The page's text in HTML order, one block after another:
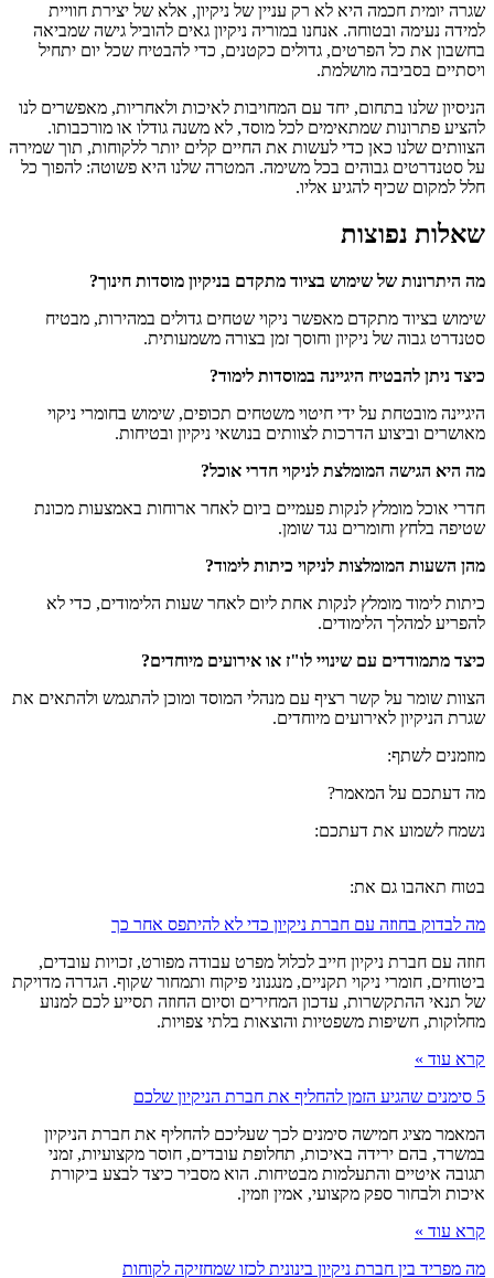
שגרה יומית חכמה היא לא רק עניין של ניקיון, אלא של יצירת חוויית
למידה נעימה ובטוחה. אנחנו במוריה ניקיון גאים להוביל גישה שמביאה
בחשבון את כל הפרטים, גדולים כקטנים, כדי להבטיח שכל יום יתחיל
ויסתיים בסביבה מושלמת.
הניסיון שלנו בתחום, יחד עם המחויבות לאיכות ולאחריות, מאפשרים לנו
להציע פתרונות שמתאימים לכל מוסד, לא משנה גודלו או מורכבותו.
הצוותים שלנו כאן כדי לעשות את החיים קלים יותר ללקוחות, תוך שמירה
על סטנדרטים גבוהים בכל משימה. המטרה שלנו היא פשוטה: להפוך כל
חלל למקום שכיף להגיע אליו.
שאלות נפוצות
מה היתרונות של שימוש בציוד מתקדם בניקיון מוסדות חינוך?
שימוש בציוד מתקדם מאפשר ניקוי שטחים גדולים במהירות, מבטיח
סטנדרט גבוה של ניקיון וחוסך זמן בצורה משמעותית.
כיצד ניתן להבטיח היגיינה במוסדות לימוד?
היגיינה מובטחת על ידי חיטוי משטחים תכופים, שימוש בחומרי ניקוי
מאושרים וביצוע הדרכות לצוותים בנושאי ניקיון ובטיחות.
מה היא הגישה המומלצת לניקוי חדרי אוכל?
חדרי אוכל מומלץ לנקות פעמיים ביום לאחר ארוחות באמצעות מכונת
שטיפה בלחץ וחומרים נגד שומן.
מהן השעות המומלצות לניקוי כיתות לימוד?
כיתות לימוד מומלץ לנקות אחת ליום לאחר שעות הלימודים, כדי לא
להפריע למהלך הלימודים.
כיצד מתמודדים עם שינויי לו"ז או אירועים מיוחדים?
הצוות שומר על קשר רציף עם מנהלי המוסד ומוכן להתגמש ולהתאים את
שגרת הניקיון לאירועים מיוחדים.
מוזמנים לשתף:
מה דעתכם על המאמר?
נשמח לשמוע את דעתכם:
בטוח תאהבו גם את:
מה לבדוק בחוזה עם חברת ניקיון כדי לא להיתפס אחר כך
חוזה עם חברת ניקיון חייב לכלול מפרט עבודה מפורט, זכויות עובדים,
ביטוחים, חומרי ניקוי תקניים, מנגנוני פיקוח ותמחור שקוף. הגדרה מדויקת
של תנאי ההתקשרות, עדכון המחירים וסיום החוזה תסייע לכם למנוע
מחלוקות, חשיפות משפטיות והוצאות בלתי צפויות.
קרא עוד »
5 סימנים שהגיע הזמן להחליף את חברת הניקיון שלכם
המאמר מציג חמישה סימנים לכך שעליכם להחליף את חברת הניקיון
במשרד, בהם ירידה באיכות, תחלופת עובדים, חוסר מקצועיות, זמני
תגובה איטיים והתעלמות מבטיחות. הוא מסביר כיצד לבצע ביקורת
איכות ולבחור ספק מקצועי, אמין וזמין.
קרא עוד »
מה מפריד בין חברת ניקיון בינונית לכזו שמחזיקה לקוחות